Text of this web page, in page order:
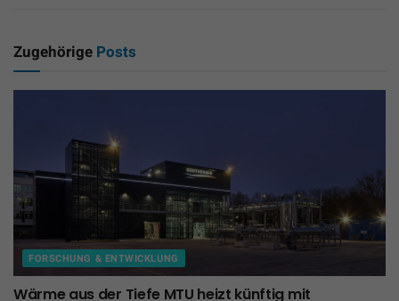
Zugehörige Posts
FORSCHUNG & ENTWICKLUNG
Wärme aus der Tiefe MTU heizt künftig mit